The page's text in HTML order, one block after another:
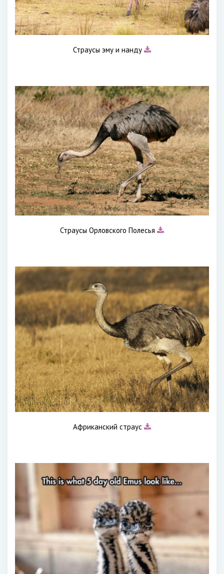
Страусы эму и нанду
Страусы Орловского Полесья
Африканский страус